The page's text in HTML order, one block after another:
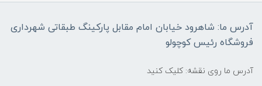
آدرس ما: شاهرود خیابان امام مقابل پارکینگ طبقاتی شهرداری
فروشگاه رئیس کوچولو
آدرس ما روی نقشه: کلیک کنید